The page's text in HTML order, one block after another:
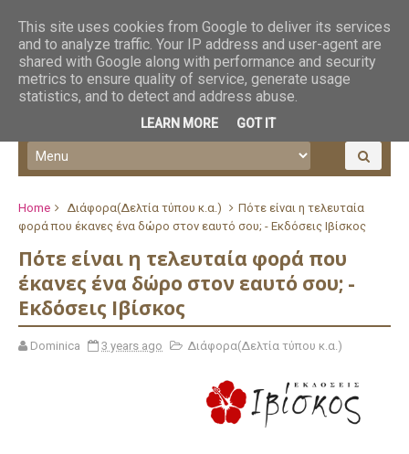
Home Διάφορα(Δελτία τύπου κ.α.)
Πότε είναι η τελευταία
φορά που έκανες ένα δώρο στον εαυτό σου; - Εκδόσεις Ιβίσκος
Πότε είναι η τελευταία φορά που
έκανες ένα δώρο στον εαυτό σου; -
Εκδόσεις Ιβίσκος
Dominica 3 years ago Διάφορα(Δελτία τύπου κ.α.)
This site uses cookies from Google to deliver its services
and to analyze traffic. Your IP address and user-agent are
shared with Google along with performance and security
metrics to ensure quality of service, generate usage
statistics, and to detect and address abuse.
LEARN MORE GOT IT